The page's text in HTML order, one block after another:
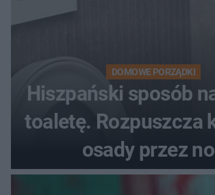
DOMOWE PORZĄDKI
Hiszpański sposób
toaletę. Rozpuszcza
osady przez